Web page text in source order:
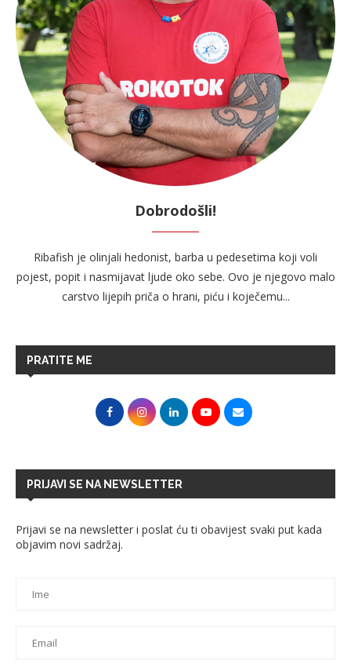
Dobrodošli!
Ribafish je olinjali hedonist, barba u pedesetima koji voli
pojest, popit i nasmijavat ljude oko sebe. Ovo je njegovo malo
carstvo lijepih priča o hrani, piću i koječemu...
PRATITE ME
PRIJAVI SE NA NEWSLETTER
Prijavi se na newsletter i poslat ću ti obavijest svaki put kada
objavim novi sadržaj.